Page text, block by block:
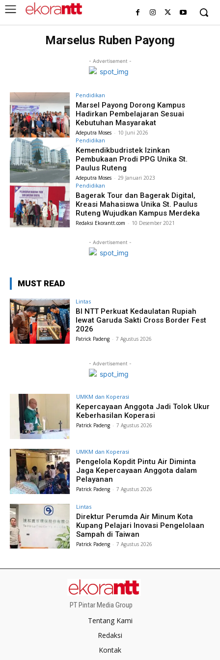
Marselus Ruben Payong
- Advertisement -
Pendidikan
Marsel Payong Dorong Kampus
Hadirkan Pembelajaran Sesuai
Kebutuhan Masyarakat
Adeputra Moses - 10 Juni 2026
Pendidikan
Kemendikbudristek Izinkan
Pembukaan Prodi PPG Unika St.
Paulus Ruteng
Adeputra Moses - 29 Januari 2023
Pendidikan
Bagerak Tour dan Bagerak Digital,
Kreasi Mahasiswa Unika St. Paulus
Ruteng Wujudkan Kampus Merdeka
Redaksi Ekorantt.com - 10 Desember 2021
- Advertisement -
MUST READ
Lintas
BI NTT Perkuat Kedaulatan Rupiah
lewat Garuda Sakti Cross Border Fest
2026
Patrick Padeng - 7 Agustus 2026
- Advertisement -
UMKM dan Koperasi
Kepercayaan Anggota Jadi Tolok Ukur
Keberhasilan Koperasi
Patrick Padeng - 7 Agustus 2026
UMKM dan Koperasi
Pengelola Kopdit Pintu Air Diminta
Jaga Kepercayaan Anggota dalam
Pelayanan
Patrick Padeng - 7 Agustus 2026
Lintas
Direktur Perumda Air Minum Kota
Kupang Pelajari Inovasi Pengelolaan
Sampah di Taiwan
Patrick Padeng - 7 Agustus 2026
PT Pintar Media Group
Tentang Kami
Redaksi
Kontak